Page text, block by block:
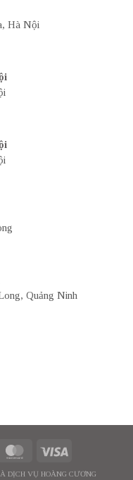
Hà Nội
Quảng Ninh
DỊCH VỤ HOÀNG CƯƠNG